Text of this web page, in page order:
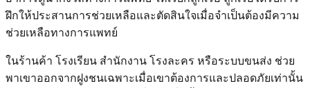
ฝึกให้ประสานการช่วยเหลือและตัดสินใจเมื่อจำเป็นต้องมีความ
ช่วยเหลือทางการแพทย์
ในร้านค้า โรงเรียน สำนักงาน โรงละคร หรือระบบขนส่ง ช่วย
พาเขาออกจากฝูงชนเฉพาะเมื่อเขาต้องการและปลอดภัยเท่านั้น